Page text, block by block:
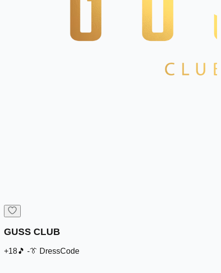
GUSS CLUB
+18🎵 -👔 DressCode